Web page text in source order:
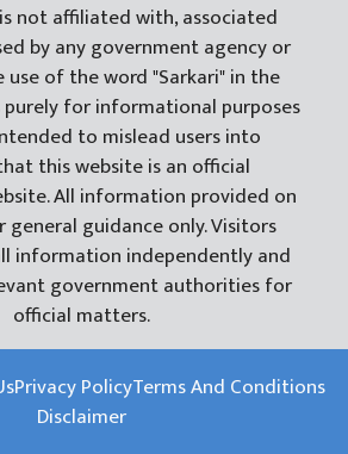
not affiliated with, associated
by any government agency or
use of the word "Sarkari" in the
purely for informational purposes
to mislead users into
this website is an official
All information provided on
guidance only. Visitors
information independently and
government authorities for
official matters.
Privacy PolicyTerms And Conditions
Disclaimer